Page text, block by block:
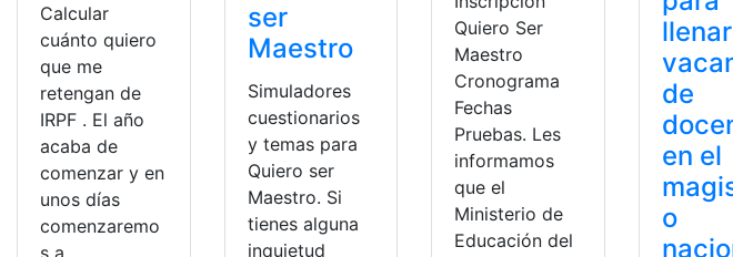
Calcular
cuánto quiero
que me
retengan de
IRPF . El año
acaba de
comenzar y en
unos días
comenzaremo
s a
ser
Maestro
Simuladores
cuestionarios
y temas para
Quiero ser
Maestro. Si
tienes alguna
inquietud
Quiero Ser
Maestro
Cronograma
Fechas
Pruebas. Les
informamos
que el
Ministerio de
Educación del
llenar
de
en el
o